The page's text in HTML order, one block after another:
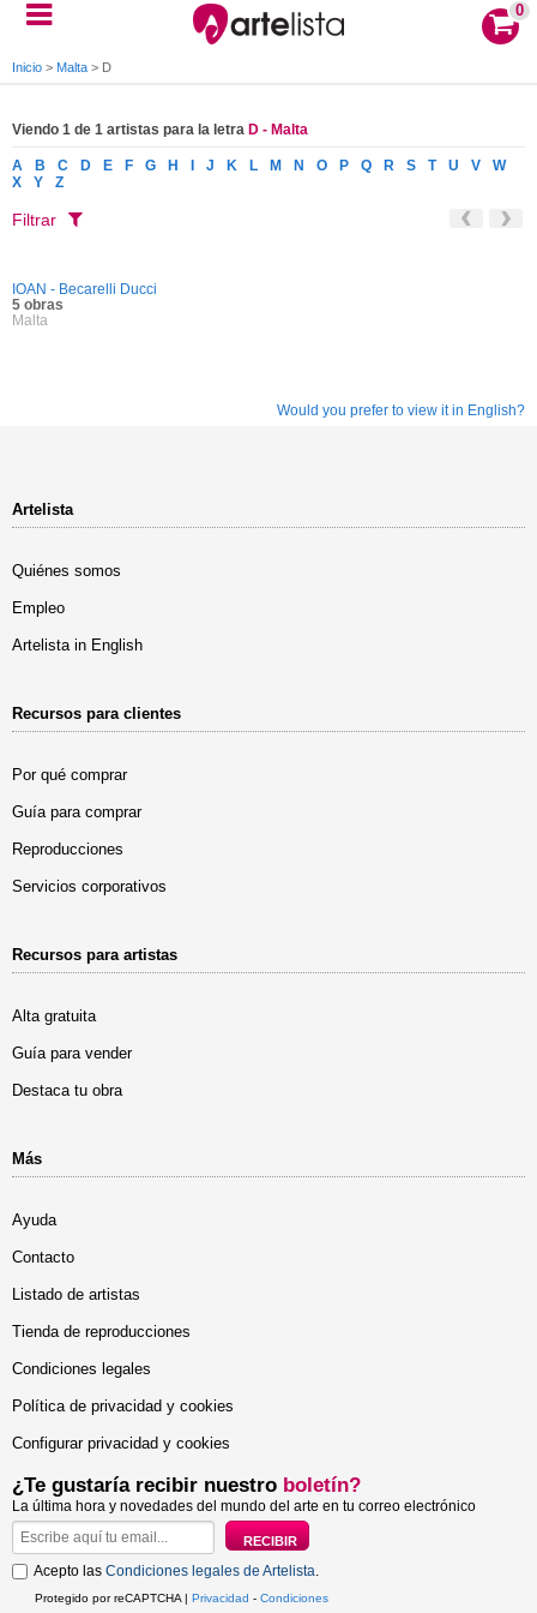
0
Inicio > Malta > D
Viendo 1 de 1 artistas para la letra D - Malta
A B C D E F G H J K L M N O P Q R S T U V
W
X
Y Z
Filtrar
IOAN - Becarelli Ducci
5 obras
Malta
Would you prefer to view it in English?
Artelista
Quiénes somos
Empleo
Artelista in English
Recursos para clientes
Por qué comprar
Guía para comprar
Reproducciones
Servicios corporativos
Recursos para artistas
Alta gratuita
Guía para vender
Destaca tu obra
Más
Ayuda
Contacto
Listado de artistas
Tienda de reproducciones
Condiciones legales
Política de privacidad y cookies
Configurar privacidad y cookies
¿Te gustaría recibir nuestro boletín?
La última hora y novedades del mundo del arte en tu correo electrónico
Acepto las Condiciones legales de Artelista.
Protegido por reCAPTCHA | Privacidad - Condiciones